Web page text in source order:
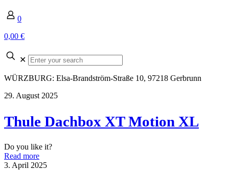
0
0,00 €
✕
WÜRZBURG: Elsa-Brandström-Straße 10, 97218 Gerbrunn
29. August 2025
Thule Dachbox XT Motion XL
Do you like it?
Read more
3. April 2025